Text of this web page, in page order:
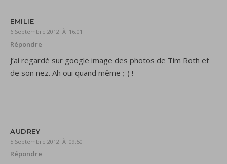
EMILIE
6 Septembre 2012 À 16:01
Répondre
J’ai regardé sur google image des photos de Tim Roth et
de son nez. Ah oui quand même ;-) !
AUDREY
5 Septembre 2012 À 09:50
Répondre